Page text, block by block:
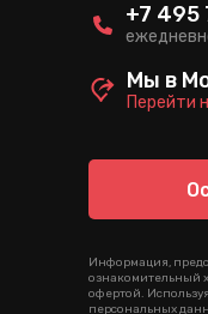
Информация,
ознакомительный
офертой.
персональных
+7 495
Перейти
Мы в